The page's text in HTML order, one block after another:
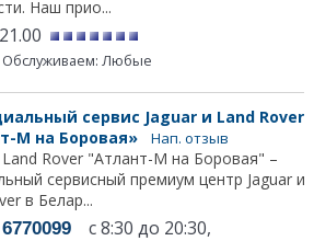
Наш прио...
Обслуживаем: Любые
сервис Jaguar и Land Rover
М на Боровая»
Нап. отзыв
Land Rover "Атлант-М на Боровая" –
сервисный премиум центр Jaguar и
в Белар...
с 8:30 до 20:30,